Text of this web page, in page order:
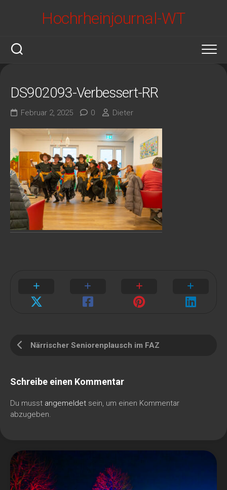
Hochrheinjournal-WT
DS902093-Verbessert-RR
Februar 2, 2025 0 Dieter
Närrischer Seniorenplausch im FAZ
Schreibe einen Kommentar
Du musst angemeldet sein, um einen Kommentar
abzugeben.